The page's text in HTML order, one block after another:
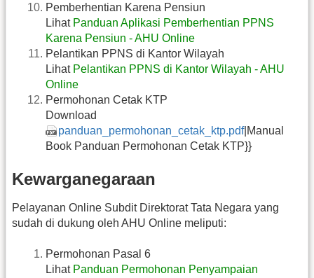
Pemberhentian Karena Pensiun
Lihat Panduan Aplikasi Pemberhentian PPNS
Karena Pensiun - AHU Online
Pelantikan PPNS di Kantor Wilayah
Lihat Pelantikan PPNS di Kantor Wilayah - AHU
Online
Permohonan Cetak KTP
Download
panduan_permohonan_cetak_ktp.pdf|Manual
Book Panduan Permohonan Cetak KTP}}
Kewarganegaraan
Pelayanan Online Subdit Direktorat Tata Negara yang
sudah di dukung oleh AHU Online meliputi:
Permohonan Pasal 6
Lihat Panduan Permohonan Penyampaian